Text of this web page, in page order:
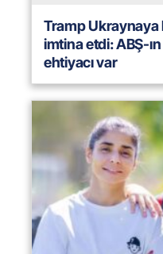
Tramp Ukraynaya
imtina etdi: ABŞ-
ehtiyacı var